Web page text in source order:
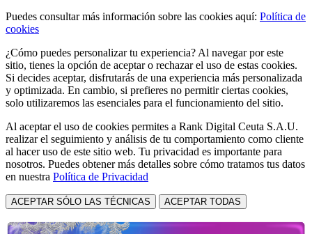
Puedes consultar más información sobre las cookies aquí: Política de
cookies
¿Cómo puedes personalizar tu experiencia? Al navegar por este
sitio, tienes la opción de aceptar o rechazar el uso de estas cookies.
Si decides aceptar, disfrutarás de una experiencia más personalizada
y optimizada. En cambio, si prefieres no permitir ciertas cookies,
solo utilizaremos las esenciales para el funcionamiento del sitio.
Al aceptar el uso de cookies permites a Rank Digital Ceuta S.A.U.
realizar el seguimiento y análisis de tu comportamiento como cliente
al hacer uso de este sitio web. Tu privacidad es importante para
nosotros. Puedes obtener más detalles sobre cómo tratamos tus datos
en nuestra Política de Privacidad
ACEPTAR SÓLO LAS TÉCNICAS ACEPTAR TODAS